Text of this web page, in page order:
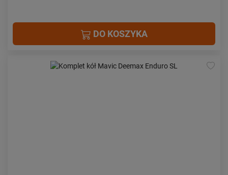
DO KOSZYKA